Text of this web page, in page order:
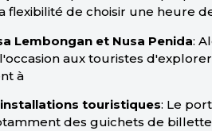
flexibilité de choisir une heure
Lembongan et Nusa Penida:
aux touristes
à
touristiques: Le
des guichets de